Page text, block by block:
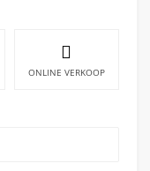
ONLINE VERKOOP